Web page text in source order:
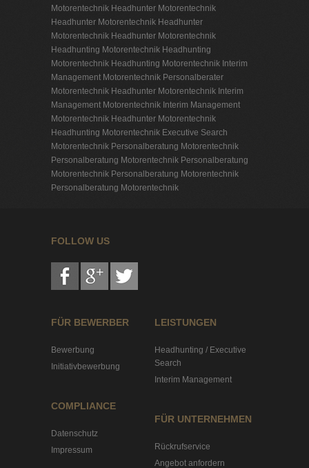
Motorentechnik Headhunter Motorentechnik
Headhunter Motorentechnik Headhunter
Motorentechnik Headhunter Motorentechnik
Headhunting Motorentechnik Headhunting
Motorentechnik Headhunting Motorentechnik Interim
Management Motorentechnik Personalberater
Motorentechnik Headhunter Motorentechnik Interim
Management Motorentechnik Interim Management
Motorentechnik Headhunter Motorentechnik
Headhunting Motorentechnik Executive Search
Motorentechnik Personalberatung Motorentechnik
Personalberatung Motorentechnik Personalberatung
Motorentechnik Personalberatung Motorentechnik
Personalberatung Motorentechnik
FOLLOW US
FÜR BEWERBER
Bewerbung
Initiativbewerbung
COMPLIANCE
Datenschutz
Impressum
LEISTUNGEN
Headhunting / Executive
Search
Interim Management
FÜR UNTERNEHMEN
Rückrufservice
Angebot anfordern